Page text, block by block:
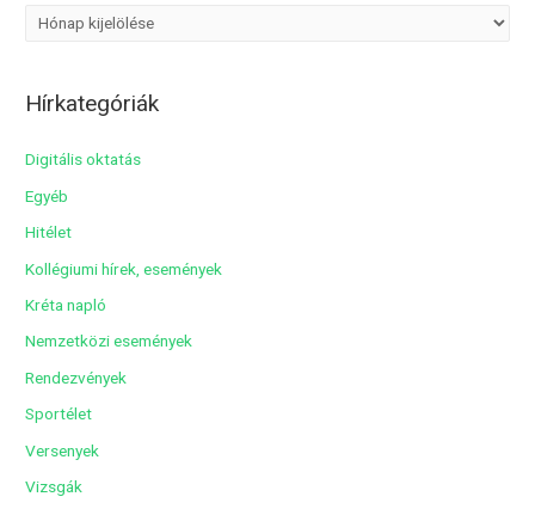
hHírkategóriák
Digitális oktatás
Egyéb
Hitélet
Kollégiumi hírek, események
Kréta napló
Nemzetközi események
Rendezvények
Sportélet
Versenyek
Vizsgák